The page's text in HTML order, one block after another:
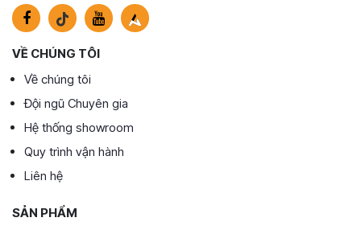
VỀ CHÚNG TÔI
Về chúng tôi
Đội ngũ Chuyên gia
Hệ thống showroom
Quy trình vận hành
Liên hệ
SẢN PHẨM